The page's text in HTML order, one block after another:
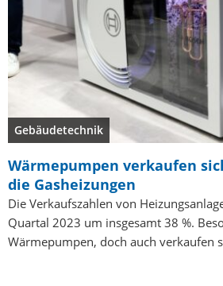
Gebäudetechnik
Wärmepumpen verkaufen
die Gasheizungen
Die Verkaufszahlen von
Quartal 2023 um insgesamt 38 %.
Wärmepumpen, doch auch verkaufen